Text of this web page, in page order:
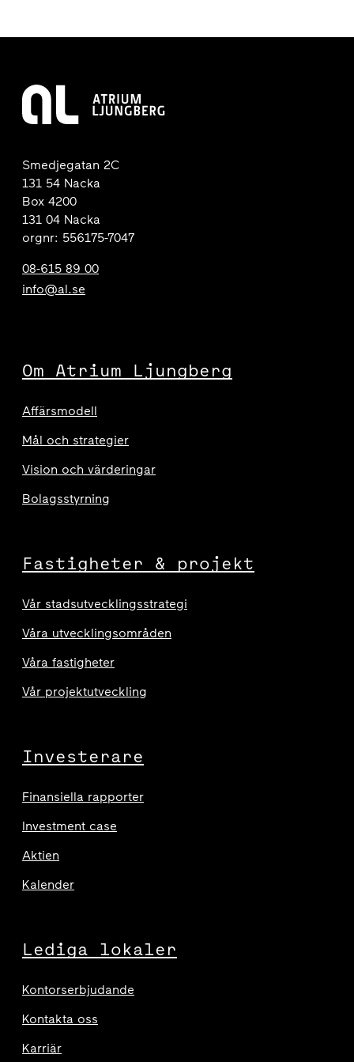
Smedjegatan 2C
131 54 Nacka
Box 4200
131 04 Nacka
orgnr: 556175-7047
08-615 89 00
info@al.se
Om Atrium Ljungberg
Affärsmodell
Mål och strategier
Vision och värderingar
Bolagsstyrning
Fastigheter & projekt
Vår stadsutvecklingsstrategi
Våra utvecklingsområden
Våra fastigheter
Vår projektutveckling
Investerare
Finansiella rapporter
Investment case
Aktien
Kalender
Lediga lokaler
Kontorserbjudande
Kontakta oss
Karriär